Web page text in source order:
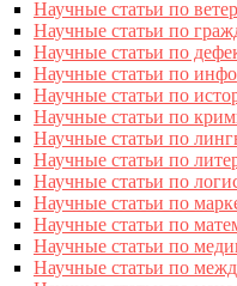
Научные статьи по
Научные статьи по
Научные статьи по
Научные статьи по
Научные статьи по
Научные статьи по
Научные статьи по
Научные статьи по
Научные статьи по
Научные статьи по
Научные статьи по
Научные статьи по
Научные статьи по